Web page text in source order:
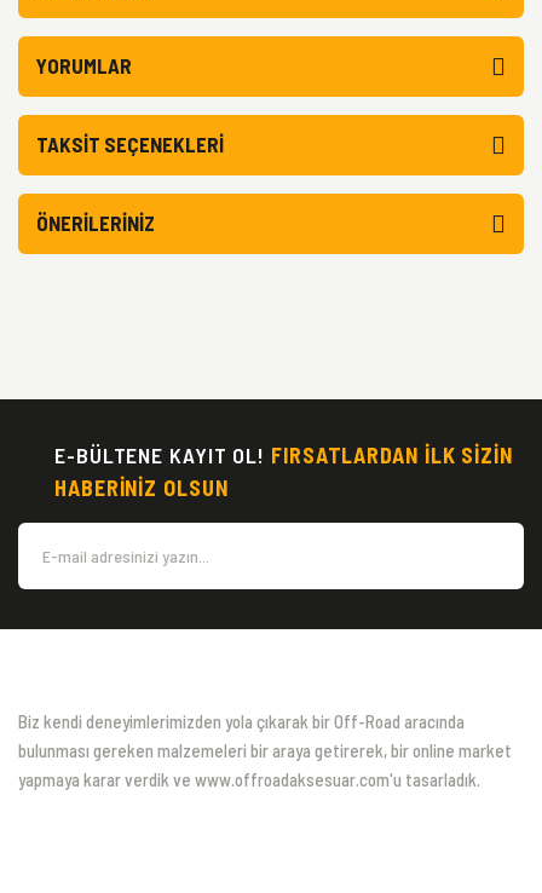
YORUMLAR
TAKSIT SEÇENEKLERI
ÖNERILERINIZ
E-BÜLTENE KAYIT OL! FIRSATLARDAN İLK SİZİN
HABERİNİZ OLSUN
Biz kendi deneyimlerimizden yola çıkarak bir Off-Road aracında
bulunması gereken malzemeleri bir araya getirerek, bir online market
yapmaya karar verdik ve www.offroadaksesuar.com'u tasarladık.